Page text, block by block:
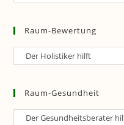
Raum-Bewertung
Raum-
Raum-Gesundheit
Raum-